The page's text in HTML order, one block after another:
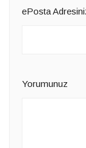
ePosta
Yorumunuz